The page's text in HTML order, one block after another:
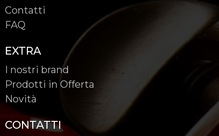
Contatti
FAQ
EXTRA
I nostri brand
Prodotti in Offerta
Novità
CONTATTI